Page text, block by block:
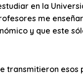
en la
me
y que este
transmitieron